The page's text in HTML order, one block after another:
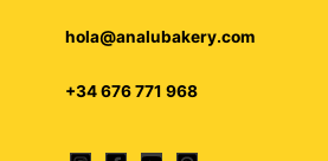
hola@analubakery.com
+34 676 771 968